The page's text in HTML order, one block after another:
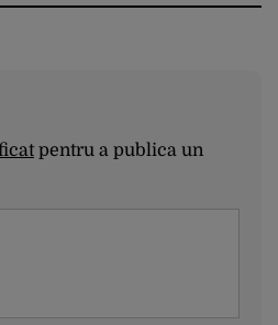
pentru a publica un